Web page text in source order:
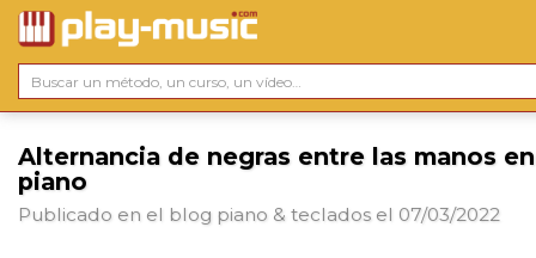
Alternancia de negras entre las manos
piano
Publicado en el blog piano & teclados el 07/03/2022